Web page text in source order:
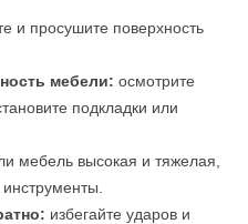
и просушите поверхность
мебели: осмотрите
подкладки или
мебель высокая и тяжелая,
избегайте ударов и